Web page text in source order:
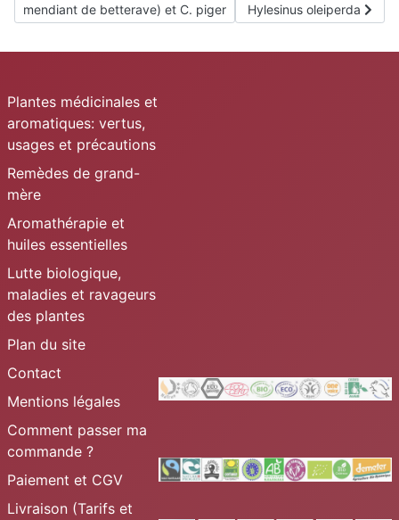
mendiant de betterave) et C. piger
Hylesinus oleiperda
Plantes médicinales et
aromatiques: vertus,
usages et précautions
Remèdes de grand-
mère
Aromathérapie et
huiles essentielles
Lutte biologique,
maladies et ravageurs
des plantes
Plan du site
Contact
Mentions légales
Comment passer ma
commande ?
Paiement et CGV
Livraison (Tarifs et